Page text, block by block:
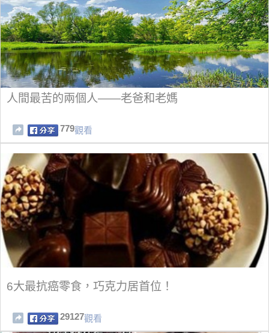
人間最苦的兩個人——老爸和老媽
779觀看
6大最抗癌零食，巧克力居首位！
29127觀看